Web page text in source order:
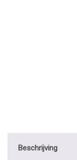
Beschrijving